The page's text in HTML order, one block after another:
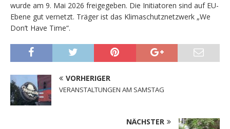
wurde am 9. Mai 2026 freigegeben. Die Initiatoren sind auf EU-
Ebene gut vernetzt. Träger ist das Klimaschutznetzwerk „We
Don’t Have Time“.
VORHERIGER
VERANSTALTUNGEN AM SAMSTAG
NÄCHSTER